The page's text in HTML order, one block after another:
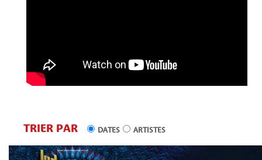
TRIER PAR DATES ARTISTES